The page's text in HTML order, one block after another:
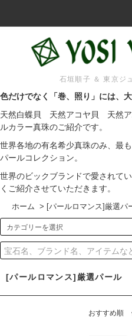
石垣順子 ＆ 東京ジ
色だけでなく「巻、照り」には、
天然白蝶貝 天然アコヤ貝 天然
ルカラー真珠のご紹介です。
世界各地の有名希少真珠のみ、最
パールコレクション。
世界のビックブランドで愛されて
くご紹介させていただきます。
ホーム > [パールロマンス]厳選パ
[パールロマンス]厳選パール
おすすめ順